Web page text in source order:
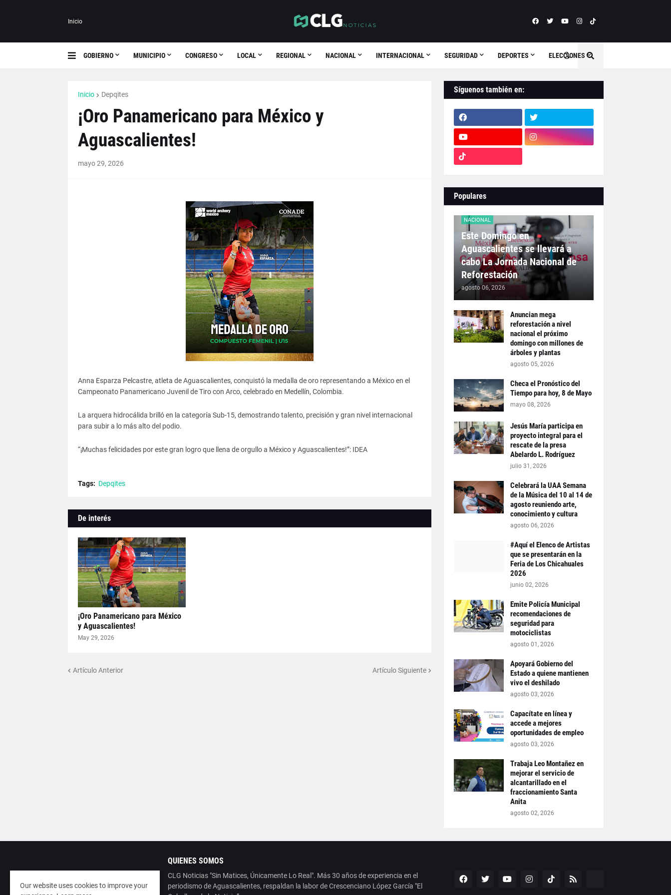
Inicio
GOBIERNO MUNICIPIO CONGRESO LOCAL REGIONAL NACIONAL INTERNACIONAL SEGURIDAD DEPORTES ELECCIONES
Inicio Depqites
¡Oro Panamericano para México y
Aguascalientes!
mayo 29, 2026
Anna Esparza Pelcastre, atleta de Aguascalientes, conquistó la medalla de oro representando a México en el
Campeonato Panamericano Juvenil de Tiro con Arco, celebrado en Medellín, Colombia.
La arquera hidrocálida brilló en la categoría Sub-15, demostrando talento, precisión y gran nivel internacional
para subir a lo más alto del podio.
“¡Muchas felicidades por este gran logro que llena de orgullo a México y Aguascalientes!”: IDEA
Tags: Depqites
De interés
¡Oro Panamericano para México
y Aguascalientes!
May 29, 2026
Artículo Anterior Artículo Siguiente
Síguenos también en:
Populares
NACIONAL
Este Domingo en
Aguascalientes se llevará a
cabo La Jornada Nacional de
Reforestación
agosto 06, 2026
Anuncian mega
reforestación a nivel
nacional el próximo
domingo con millones de
árboles y plantas
agosto 05, 2026
Checa el Pronóstico del
Tiempo para hoy, 8 de Mayo
mayo 08, 2026
Jesús María participa en
proyecto integral para el
rescate de la presa
Abelardo L. Rodríguez
julio 31, 2026
Celebrará la UAA Semana
de la Música del 10 al 14 de
agosto reuniendo arte,
conocimiento y cultura
agosto 06, 2026
#Aquí el Elenco de Artistas
que se presentarán en la
Feria de Los Chicahuales
2026
junio 02, 2026
Emite Policía Municipal
recomendaciones de
seguridad para
motociclistas
agosto 01, 2026
Apoyará Gobierno del
Estado a quiene mantienen
vivo el deshilado
agosto 03, 2026
Capacítate en línea y
accede a mejores
oportunidades de empleo
agosto 03, 2026
Trabaja Leo Montañez en
mejorar el servicio de
alcantarillado en el
fraccionamiento Santa
Anita
agosto 02, 2026
QUIENES SOMOS
CLG Noticias "Sin Matices, Únicamente Lo Real". Más 30 años de experiencia en el
periodismo de Aguascalientes, respaldan la labor de Crescenciano López García "El
Our website uses cookies to improve your